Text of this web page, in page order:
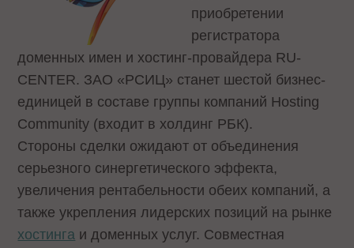
приобретении
регистратора
доменных имен и хостинг-провайдера RU-
CENTER. ЗАО «РСИЦ» станет шестой бизнес-
единицей в составе группы компаний Hosting
Community (входит в холдинг РБК).
Стороны сделки ожидают от объединения
серьезного синергетического эффекта,
увеличения рентабельности обеих компаний, а
также укрепления лидерских позиций на рынке
хостинга и доменных услуг. Совместная